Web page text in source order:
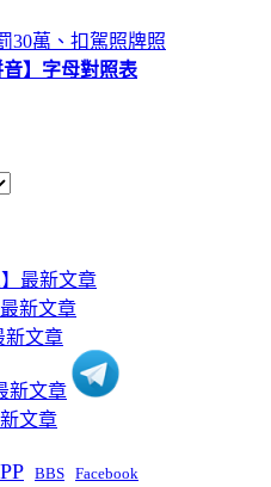
30萬、扣駕照牌照
音】字母對照表
BBS Facebook